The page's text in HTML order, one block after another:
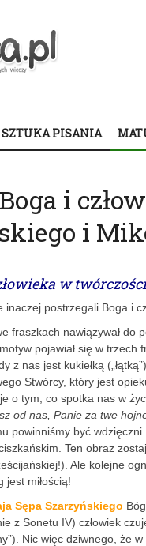
SZTUKA PISANIA
i
i
w
postrzegali Boga i
fraszkach nawiązywał do
pojawiał się w trzech
z nas jest kukiełką
Stwórcy, który jest
o tym, co spotka nas w
od nas, Panie za twe
powinniśmy być
Ten obraz
Ale kolejne
jest miłością!
Sępa Szarzyńskiego
z Sonetu IV) człowiek
Nic więc dziwnego, że